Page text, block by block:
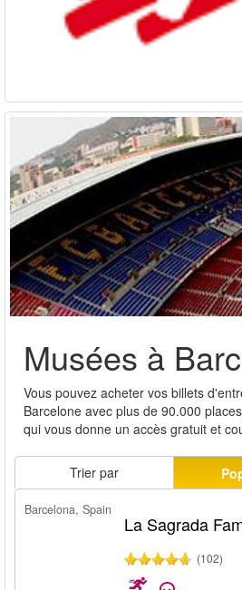
Musées à
Vous pouvez acheter vos billets
Barcelone avec plus de 90.000
qui vous donne un accès gratuit et
Trier par
Barcelona, Spain
La Sagrada
(102)